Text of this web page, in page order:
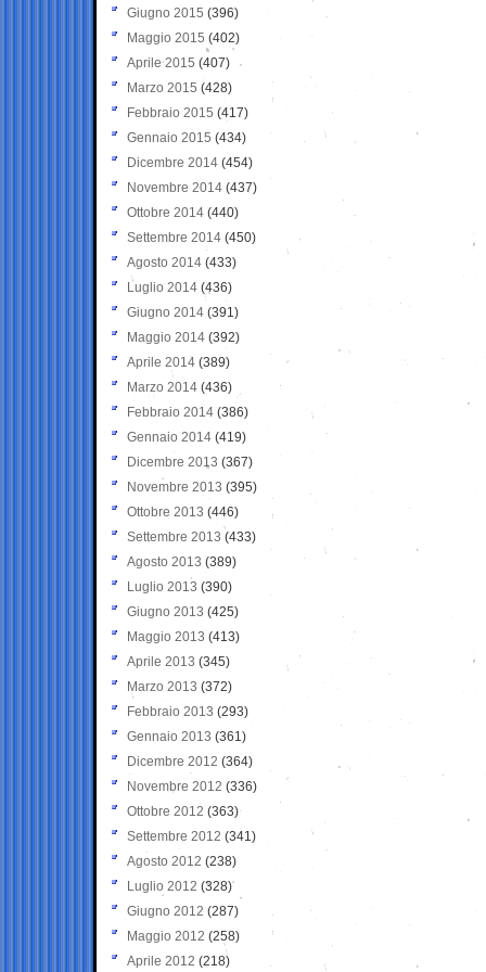
Giugno 2015 (396)
Maggio 2015 (402)
Aprile 2015 (407)
Marzo 2015 (428)
Febbraio 2015 (417)
Gennaio 2015 (434)
Dicembre 2014 (454)
Novembre 2014 (437)
Ottobre 2014 (440)
Settembre 2014 (450)
Agosto 2014 (433)
Luglio 2014 (436)
Giugno 2014 (391)
Maggio 2014 (392)
Aprile 2014 (389)
Marzo 2014 (436)
Febbraio 2014 (386)
Gennaio 2014 (419)
Dicembre 2013 (367)
Novembre 2013 (395)
Ottobre 2013 (446)
Settembre 2013 (433)
Agosto 2013 (389)
Luglio 2013 (390)
Giugno 2013 (425)
Maggio 2013 (413)
Aprile 2013 (345)
Marzo 2013 (372)
Febbraio 2013 (293)
Gennaio 2013 (361)
Dicembre 2012 (364)
Novembre 2012 (336)
Ottobre 2012 (363)
Settembre 2012 (341)
Agosto 2012 (238)
Luglio 2012 (328)
Giugno 2012 (287)
Maggio 2012 (258)
Aprile 2012 (218)